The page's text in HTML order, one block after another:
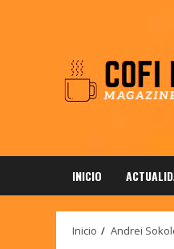
INICIO
Inicio Andrei